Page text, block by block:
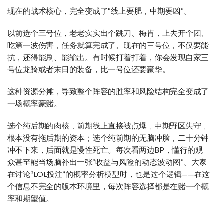
现在的战术核心，完全变成了“线上要肥，中期要凶”。
以前选个三号位，老老实实出个跳刀、梅肯，上去开个团、
吃第一波伤害，任务就算完成了。现在的三号位，不仅要能
抗，还得能刷、能输出。有时候打着打着，你会发现自家三
号位龙骑或者末日的装备，比一号位还要豪华。
这种资源分摊，导致整个阵容的胜率和风险结构完全变成了
一场概率豪赌。
选个纯后期的肉核，前期线上直接被点爆，中期野区失守，
根本没有拖后期的资本；选个纯前期的无脑冲脸，二十分钟
冲不下来，后面就是慢性死亡。每次看两边BP，懂行的观
众甚至能当场脑补出一张“收益与风险的动态波动图”。大家
在讨论“LOL投注”的概率分析模型时，也是这个逻辑——在这
个信息不完全的版本环境里，每次阵容选择都是在赌一个概
率和期望值。